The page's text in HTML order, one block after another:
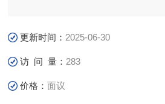
更新时间： 2025-06-30
访 问 量： 283
价格：面议